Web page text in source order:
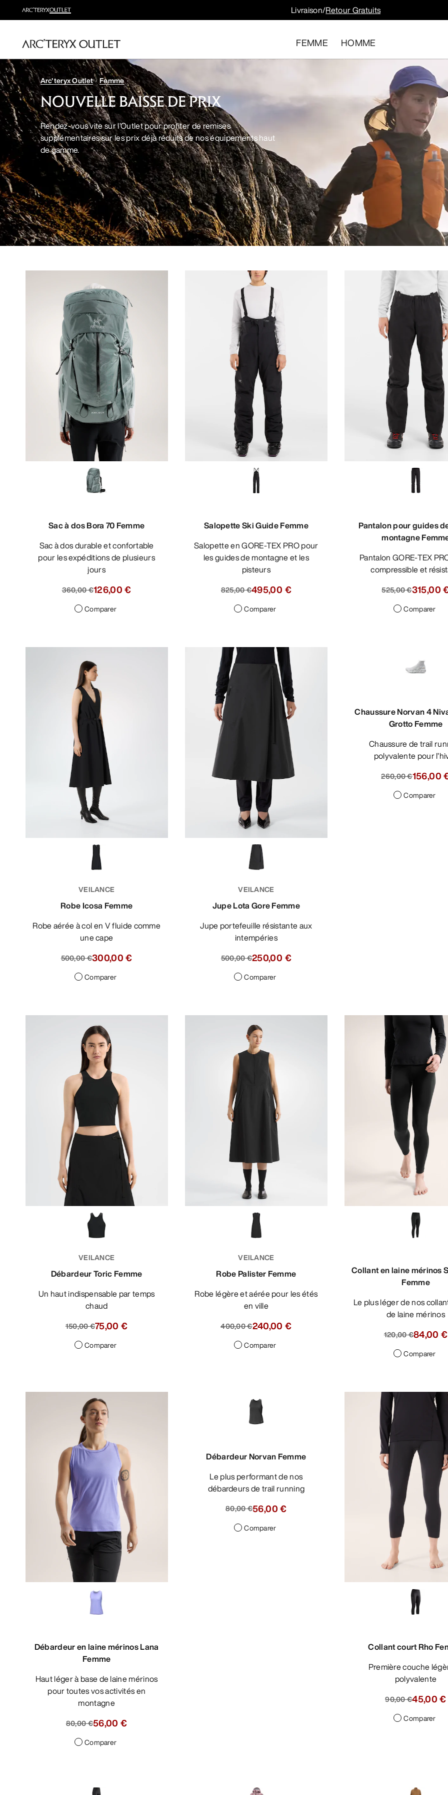
Livraison/Retour Gratuits
FEMME HOMME
Arc'teryx Outlet Femme
NOUVELLE BAISSE DE PRIX
Rendez-vous vite sur l’Outlet pour profiter de remises
supplémentaires sur les prix déjà réduits de nos équipements haut
de gamme.
Sac à dos Bora 70 Femme
Sac à dos durable et confortable
pour les expéditions de plusieurs
jours
360,00 €126,00 €
Comparer
Salopette Ski Guide Femme
Salopette en GORE-TEX PRO pour
les guides de montagne et les
pisteurs
825,00 €495,00 €
Comparer
Pantalon pour guides
montagne
Pantalon GORE-TEX PRO léger,
compressible et
525,00 €315,00
Comparer
VEILANCE
Robe Icosa Femme
Robe aérée à col en V fluide comme
une cape
500,00 €300,00 €
Comparer
VEILANCE
Jupe Lota Gore Femme
Jupe portefeuille résistante aux
intempéries
500,00 €250,00 €
Comparer
Chaussure Norvan 4
Grotto Femme
Chaussure de trail running
polyvalente pour
260,00 €156,00
Comparer
VEILANCE
Débardeur Toric Femme
Un haut indispensable par temps
chaud
150,00 €75,00 €
Comparer
VEILANCE
Robe Palister Femme
Robe légère et aérée pour les étés
en ville
400,00 €240,00 €
Comparer
Collant en laine mérinos
Femme
Le plus léger de nos collants à base
de laine mérinos
120,00 €84,00 €
Comparer
Débardeur en laine mérinos Lana
Femme
Haut léger à base de laine mérinos
pour toutes vos activités en
montagne
80,00 €56,00 €
Comparer
Débardeur Norvan Femme
Le plus performant de nos
débardeurs de trail running
80,00 €56,00 €
Comparer
Collant court Rho
Première couche légère et
polyvalente
90,00 €45,00 €
Comparer